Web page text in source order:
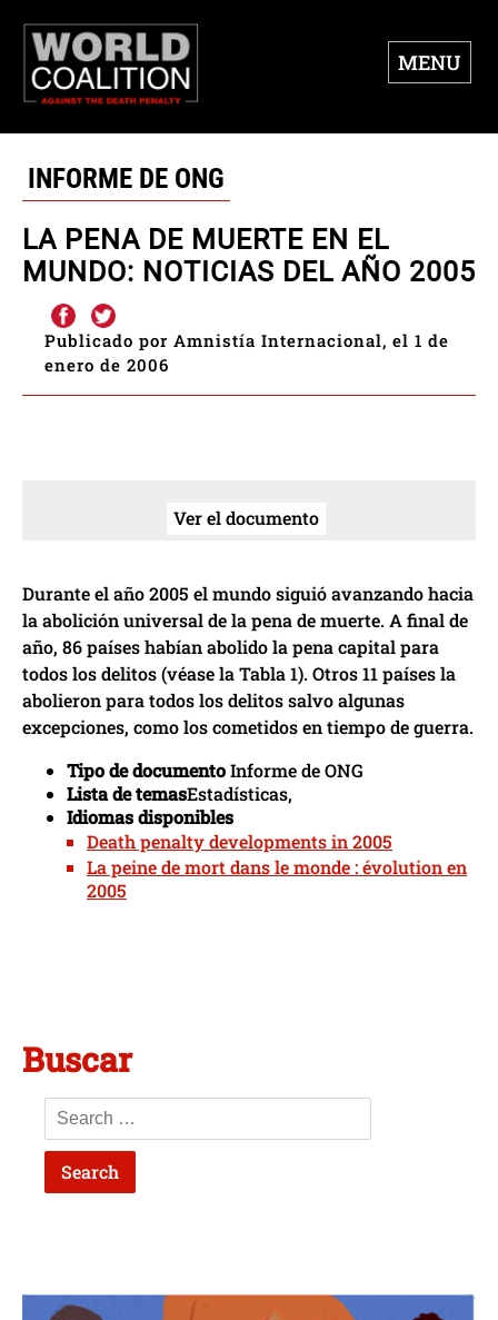
MENU
INFORME DE ONG
LA PENA DE MUERTE EN EL
MUNDO: NOTICIAS DEL AÑO 2005
Publicado por Amnistía Internacional, el 1 de
enero de 2006
Ver el documento
Durante el año 2005 el mundo siguió avanzando hacia
la abolición universal de la pena de muerte. A final de
año, 86 países habían abolido la pena capital para
todos los delitos (véase la Tabla 1). Otros 11 países la
abolieron para todos los delitos salvo algunas
excepciones, como los cometidos en tiempo de guerra.
Tipo de documentoInforme de ONG
Lista de temasEstadísticas,
Idiomas disponibles
Death penalty developments in 2005
La peine de mort dans le monde : évolution en
2005
Buscar